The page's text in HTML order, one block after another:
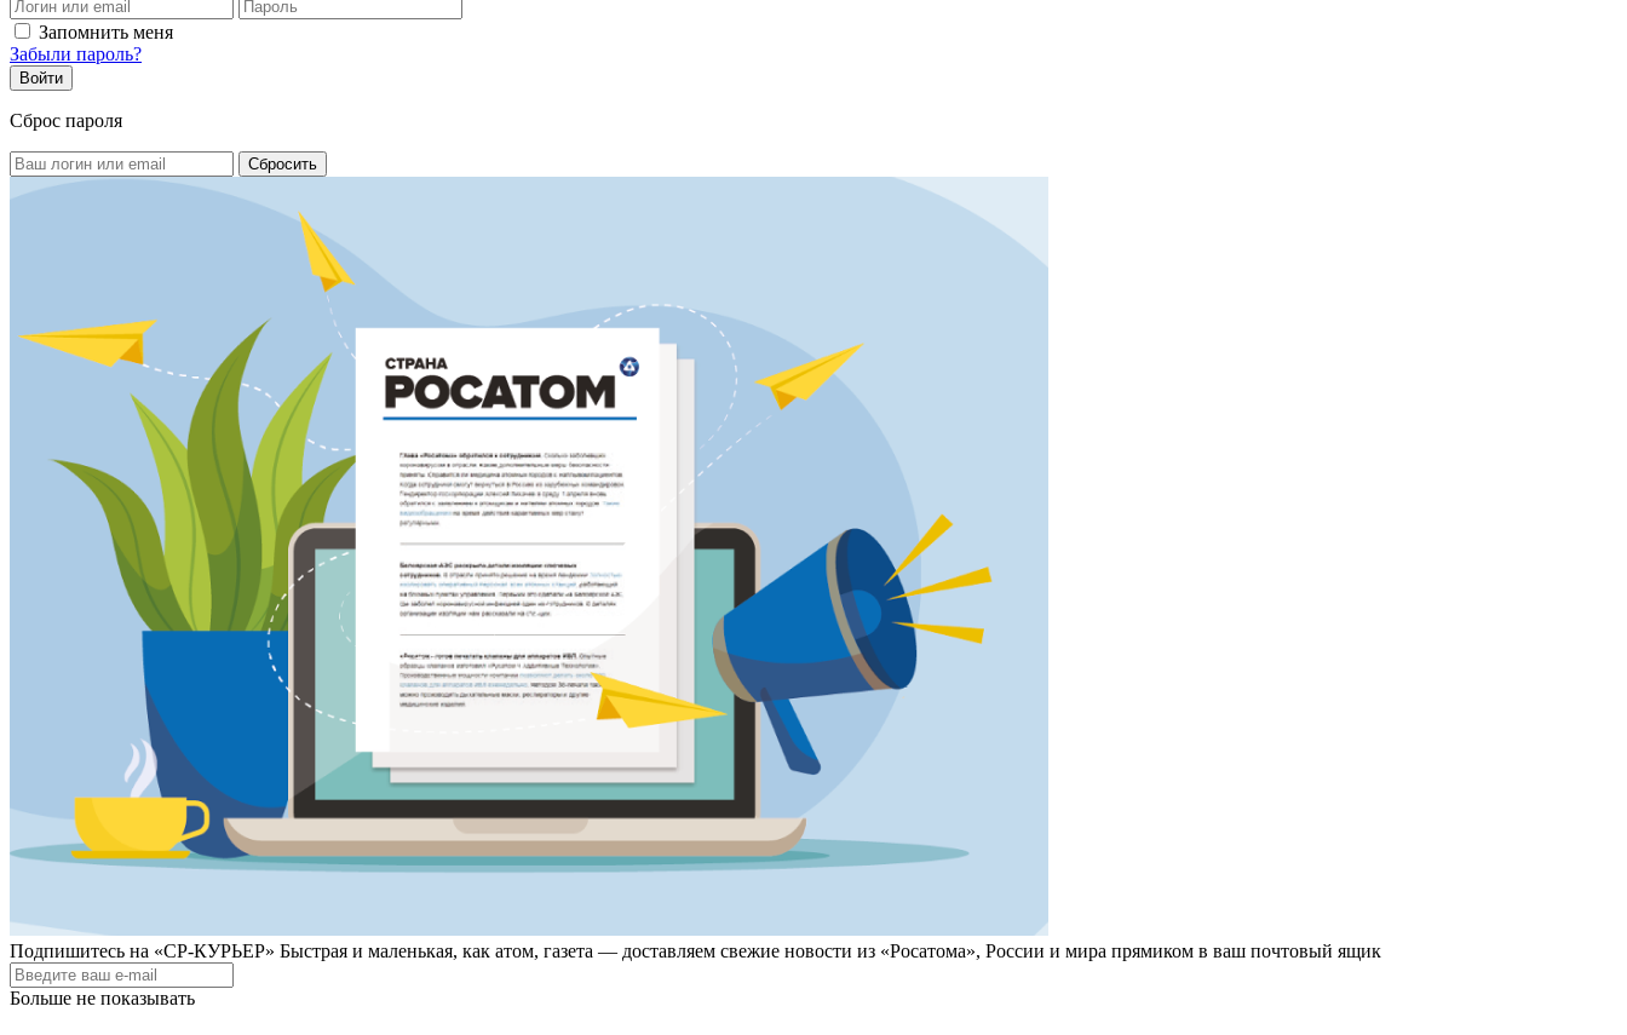
Запомнить меня
Забыли пароль?
Сброс пароля
Подпишитесь на «СР-КУРЬЕР» Быстрая и маленькая, как атом, газета — доставляем свежие новости из «Росатома», России и мира прямиком в ваш почтовый ящик
Больше не показывать